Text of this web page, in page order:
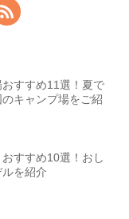
すすめ11選！夏で
キャンプ場をご紹
すすめ10選！おし
を紹介